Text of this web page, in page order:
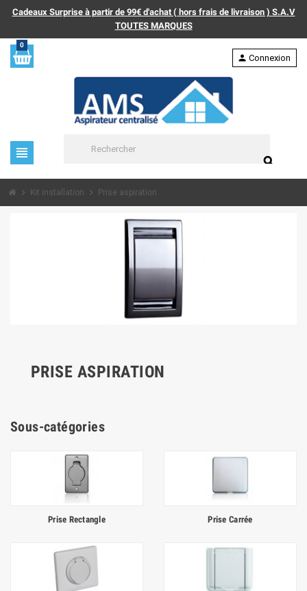
Cadeaux Surprise à partir de 99€ d'achat ( hors frais de livraison ) S.A.V
TOUTES MARQUES
0
view_headline
search
person Connexion
chevron_right Kit installation chevron_right Prise aspiration
PRISE ASPIRATION
Sous-catégories
Prise Rectangle Prise Carrée